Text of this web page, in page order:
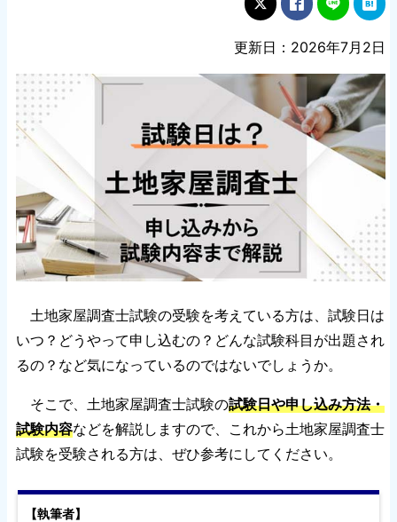
更新日：2026年7月2日
土地家屋調査士試験の受験を考えている方は、試験日は
いつ？どうやって申し込むの？どんな試験科目が出題され
るの？など気になっているのではないでしょうか。
そこで、土地家屋調査士試験の試験日や申し込み方法・
試験内容などを解説しますので、これから土地家屋調査士
試験を受験される方は、ぜひ参考にしてください。
【執筆者】